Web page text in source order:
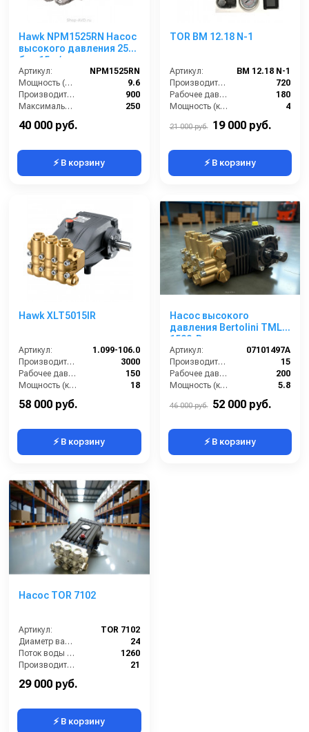
Hawk NPM1525RN Насос
высокого давления 250
бар 15 л/мин
Артикул:
NPM1525RN
Мощность (л/с):
9.6
Производительность (л/ч):
900
Максимальное давление воды (бар):
250
Объём заливаемого масла (л):
40 000 руб.
⚡ В корзину
TOR BM 12.18 N-1
Артикул:
BM 12.18 N-1
Производительность (л/ч):
720
Рабочее давление (бар):
180
Мощность (кВт):
4
21 000 руб. 19 000 руб.
⚡ В корзину
Hawk XLT5015IR
Артикул:
1.099-106.0
Производительность (л/ч):
3000
Рабочее давление (бар):
150
Мощность (кВт):
18
58 000 руб.
⚡ В корзину
Насос высокого
давления Bertolini TML
1520-B
Артикул:
07101497A
Производительность (л/мин):
15
Рабочее давление (бар):
200
Мощность (кВт):
5.8
46 000 руб. 52 000 руб.
⚡ В корзину
Насос TOR 7102
Артикул:
TOR 7102
Диаметр вала (мм):
24
Поток воды (л/час):
1260
Производительность (л/мин):
21
29 000 руб.
⚡ В корзину